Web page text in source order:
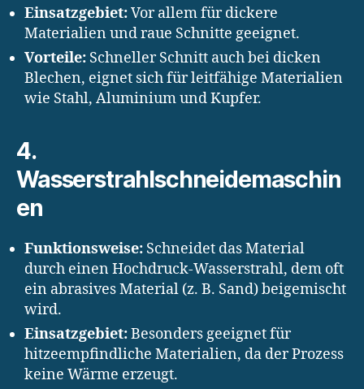
Einsatzgebiet:Vor allem für dickere
Materialien und raue Schnitte geeignet.
Vorteile: Schneller Schnitt auch bei dicken
Blechen, eignet sich für leitfähige Materialien
wie Stahl, Aluminium und Kupfer.
4.
Wasserstrahlschneidemaschin
en
Funktionsweise: Schneidet das Material
durch einen Hochdruck-Wasserstrahl, dem oft
ein abrasives Material (z. B. Sand) beigemischt
wird.
Einsatzgebiet:Besonders geeignet für
hitzeempfindliche Materialien, da der Prozess
keine Wärme erzeugt.